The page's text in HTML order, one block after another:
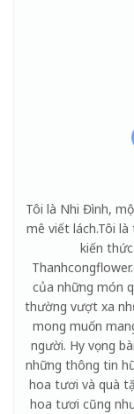
Tôi là Nhi Đình,
mê viết lách.Tôi là
kiến
của những món
thường vượt xa
mong muốn
người. Hy vọng
những thông tin
hoa tươi và quà
hoa tươi cũng